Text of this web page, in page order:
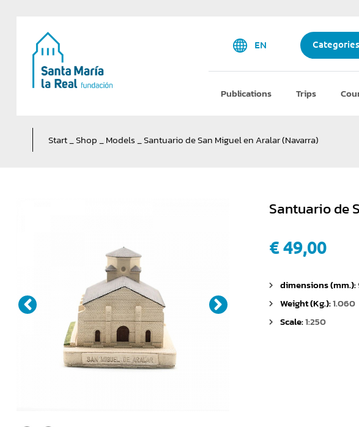
EN Categories
Publications Trips
Start_Shop_Models_Santuario de San Miguel en Aralar (Navarra)
Santuario de
€ 49,00
dimensions (mm.):
Weight (Kg.):1.060
Scale:1:250